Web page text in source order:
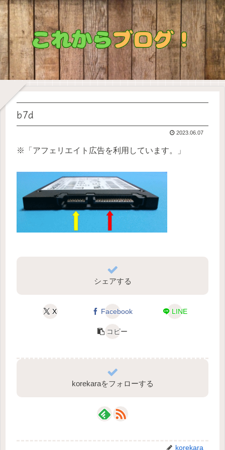
b7d
2023.06.07
※「アフェリエイト広告を利用しています。」
シェアする
X Facebook LINE
コピー
korekaraをフォローする
korekara